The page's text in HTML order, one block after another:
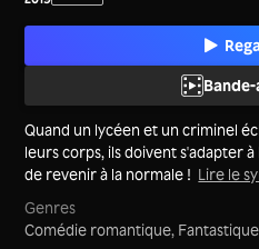
Quand un lycéen et un criminel
leurs corps, ils doivent s'adapter
de revenir à la normale ! Lire le
Genres
Comédie romantique, Fantastique